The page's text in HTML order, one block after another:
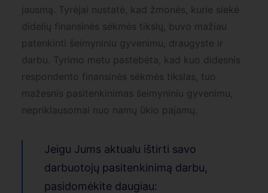
jausmą. Tyrėjai nustatė, kad žmonės, kurie siekė
didelių finansinės sėkmės tikslų, buvo mažiau
patenkinti šeimyniniu gyvenimu, draugyste ir
darbu. Tyrimo metu pastebėta, kad kuo didesnis
respondento finansinės sėkmės tikslas, tuo
mažesnis pasitenkinimas šeimyniniu gyvenimu,
nepriklausomai nuo namų ūkio pajamų.
Jeigu Jums aktualu ištirti savo
darbuotojų pasitenkinimą darbu,
pasidomėkite daugiau: